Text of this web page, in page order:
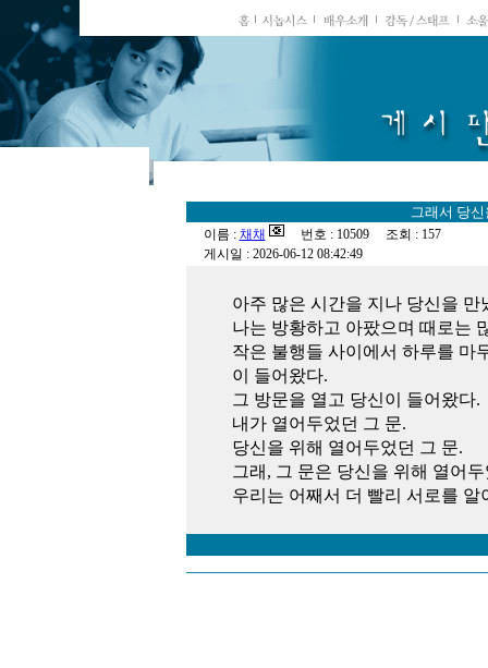
그래서 당
이름 : 채채
번호 : 10509 조회 : 157
게시일 : 2026-06-12 08:42:49
아주 많은 시간을 지나 당신을 만
나는 방황하고 아팠으며 때로는
작은 불행들 사이에서 하루를 마
이 들어왔다.
그 방문을 열고 당신이 들어왔다.
내가 열어두었던 그 문.
당신을 위해 열어두었던 그 문.
그래, 그 문은 당신을 위해 열어
우리는 어째서 더 빨리 서로를 알